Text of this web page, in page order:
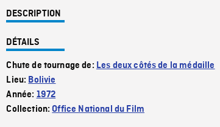
DESCRIPTION
DÉTAILS
Chute de tournage de: Les deux côtés de la médaille
Lieu: Bolivie
Année: 1972
Collection:Office National du Film